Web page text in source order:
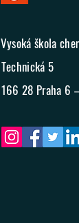
Vysoká škola
Technická 5
166 28 Praha 6